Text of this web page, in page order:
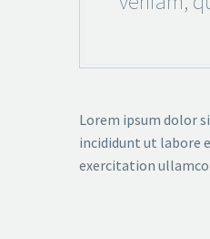
Lorem ipsum dolor
incididunt ut labore
exercitation ullamco